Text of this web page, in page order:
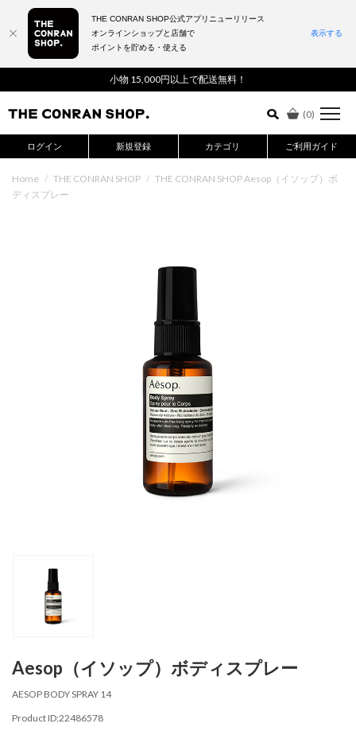
小物 15,000円以上で配送無料！
(0)
ログイン 新規登録 カテゴリ ご利用ガイド
詳細検索はこちら
Home / THE CONRAN SHOP / THE CONRAN SHOP Aesop（イソップ）ボ
ディスプレー
Aesop（イソップ）ボディスプレー
AESOP BODY SPRAY 14
Product ID:22486578
THE CONRAN SHOP公式アプリニューリリース
オンラインショップと店舗で
ポイントを貯める・使える
表示する